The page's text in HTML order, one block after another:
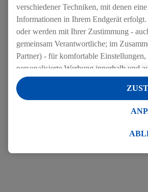
verschiedener Techniken, mit denen
Informationen in Ihrem Endgerät
oder werden mit Ihrer Zustimmung -
gemeinsam Verantwortliche; im
Partner) - für komfortable
personalisierte Werbung innerhalb und
Datenverarbeitungen für
Werbung auszusteuern und um Dritten
werden für diese Zwecke auch Daten
Diensten zur Verfügung gestellt, damit